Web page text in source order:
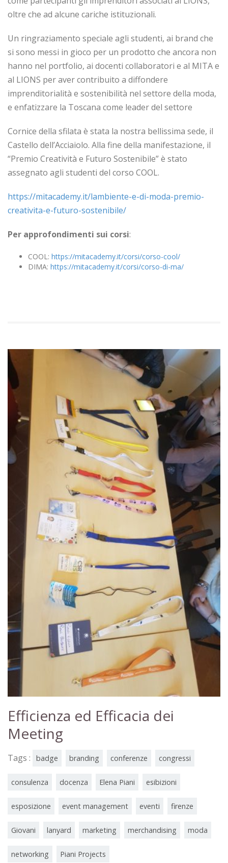
oltre che ad alcune cariche istituzionali.
Un ringraziamento speciale agli studenti, ai brand che
si sono messi in gioco per un prodotto che ancora non
hanno nel portfolio, ai docenti collaboratori e al MITA e
al LIONS per aver contribuito a diffondere
imprenditorialità e sostenibilità nel settore della moda,
e enfatizzare la Toscana come leader del settore
Cornice della sfilata è stata la nostra bellissima sede, il
Castello dell’Acciaiolo. Alla fine della manifestazione, il
“Premio Creatività e Futuro Sostenibile” è stato
assegnato agli studenti del corso COOL.
https://mitacademy.it/lambiente-e-di-moda-premio-
creativita-e-futuro-sostenibile/
Per approfondimenti sui corsi:
COOL: https://mitacademy.it/corsi/corso-cool/
DIMA: https://mitacademy.it/corsi/corso-di-ma/
Efficienza ed Efficacia dei
Meeting
Tags : badge branding conferenze congressi
consulenza docenza Elena Piani esibizioni
esposizione event management eventi firenze
Giovani lanyard marketing merchandising moda
networking Piani Projects